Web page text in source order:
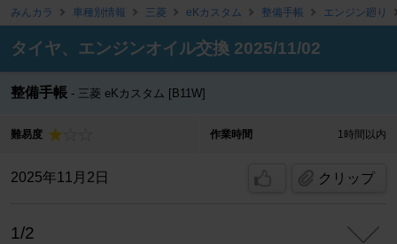
みんカラ 車種別情報 三菱 eKカスタム 整備手帳 エンジン廻り
タイヤ、エンジンオイル交換 2025/11/02
整備手帳 三菱 eKカスタム [B11W]
難易度 作業時間 1時間以内
2025年11月2日 クリップ
1/2